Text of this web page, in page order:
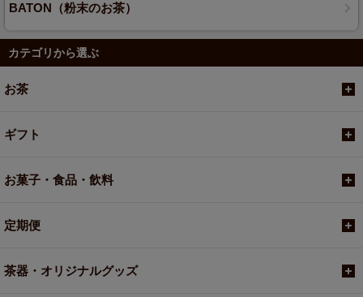
BATON（粉末のお茶）
カテゴリから選ぶ
お茶
ギフト
お菓子・食品・飲料
定期便
茶器・オリジナルグッズ